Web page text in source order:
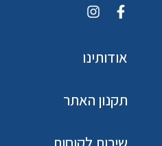
אודותינו
תקנון האתר